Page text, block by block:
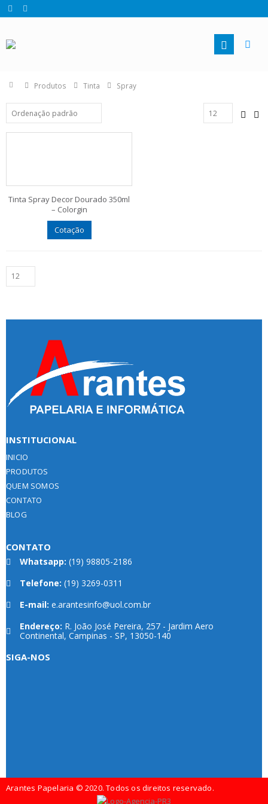
Produtos Tinta Spray
Tinta Spray Decor Dourado 350ml
– Colorgin
Cotação
INSTITUCIONAL
INICIO
PRODUTOS
QUEM SOMOS
CONTATO
BLOG
CONTATO
Whatsapp: (19) 98805-2186
Telefone: (19) 3269-0311
E-mail: e.arantesinfo@uol.com.br
Endereço: R. João José Pereira, 257 - Jardim Aero
Continental, Campinas - SP, 13050-140
SIGA-NOS
Arantes Papelaria © 2020. Todos os direitos reservado.